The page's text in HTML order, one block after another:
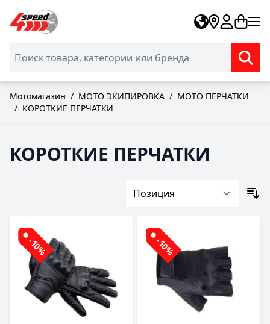
Skip to Content
Мотомагазин / МОТО ЭКИПИРОВКА / МОТО ПЕРЧАТКИ
/ КОРОТКИЕ ПЕРЧАТКИ
КОРОТКИЕ ПЕРЧАТКИ
-10% -10%